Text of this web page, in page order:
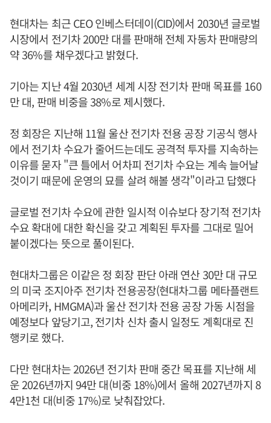
현대차는 최근 CEO 인베스터데이(CID)에서 2030년 글로벌
시장에서 전기차 200만 대를 판매해 전체 자동차 판매량의
약 36%를 채우겠다고 밝혔다.
기아는 지난 4월 2030년 세계 시장 전기차 판매 목표를 160
만 대, 판매 비중을 38%로 제시했다.
정 회장은 지난해 11월 울산 전기차 전용 공장 기공식 행사
에서 전기차 수요가 줄어드는데도 공격적 투자를 지속하는
이유를 묻자 "큰 틀에서 어차피 전기차 수요는 계속 늘어날
것이기 때문에 운영의 묘를 살려 해볼 생각"이라고 답했다
글로벌 전기차 수요에 관한 일시적 이슈보다 장기적 전기차
수요 확대에 대한 확신을 갖고 계획된 투자를 그대로 밀어
붙이겠다는 뜻으로 풀이된다.
현대차그룹은 이같은 정 회장 판단 아래 연산 30만 대 규모
의 미국 조지아주 전기차 전용공장(현대차그룹 메타플랜트
아메리카, HMGMA)과 울산 전기차 전용 공장 가동 시점을
예정보다 앞당기고, 전기차 신차 출시 일정도 계획대로 진
행키로 했다.
다만 현대차는 2026년 전기차 판매 중간 목표를 지난해 세
운 2026년까지 94만 대(비중 18%)에서 올해 2027년까지 8
4만1천 대(비중 17%)로 낮춰잡았다.